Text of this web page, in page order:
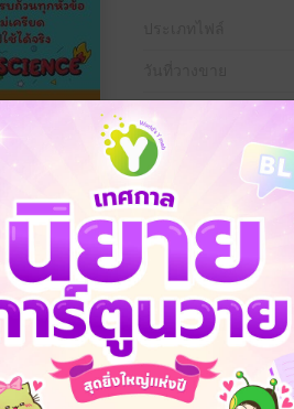
ความยาว
ราคาปก
นเพื่อให้ผู้เรียนสามารถเรียนรู้ด้วยตนเอง
ม.5 และใช้เรียนเพื่อทบทวนความรู้เดิม
ง ประกอบไปด้วยเนื้อจำนวน 7 เรื่อง 1)
สี 5) เสียง 6) ไฟฟ้าสถิต และ 7) ไฟฟ้ากระ